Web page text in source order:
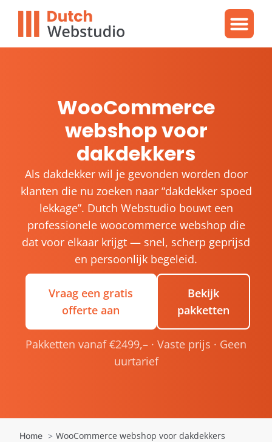
WooCommerce
webshop voor
dakdekkers
Als dakdekker wil je gevonden worden door
klanten die nu zoeken naar “dakdekker spoed
lekkage”. Dutch Webstudio bouwt een
professionele woocommerce webshop die
dat voor elkaar krijgt — snel, scherp geprijsd
en persoonlijk begeleid.
Vraag een gratis
offerte aan
Bekijk
pakketten
Pakketten vanaf €2499,– · Vaste prijs · Geen
uurtarief
Home WooCommerce webshop voor dakdekkers